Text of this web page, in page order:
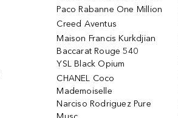
Paco Rabanne One Million
Creed Aventus
Maison Francis Kurkdjian
Baccarat Rouge 540
YSL Black Opium
CHANEL Coco
Mademoiselle
Narciso Rodriguez Pure